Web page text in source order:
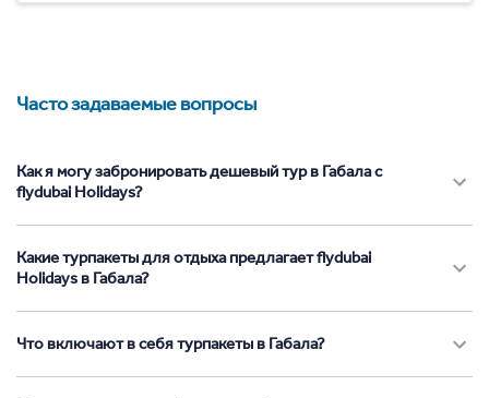
Часто задаваемые вопросы
Как я могу забронировать дешевый тур в Габала с
flydubai Holidays?
Какие турпакеты для отдыха предлагает flydubai
Holidays в Габала?
Что включают в себя турпакеты в Габала?